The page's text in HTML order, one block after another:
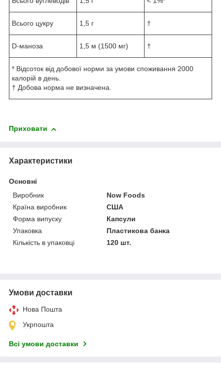
Всього цукру 1,5 г †
D-маноза 1,5 м (1500 мг) †
* Відсоток від добової норми за умови споживання 2000
калорій в день.
† Добова норма не визначена.
Приховати
Характеристики
Основні
Виробник
Now Foods
Країна виробник
США
Форма випуску
Капсули
Упаковка
Пластикова банка
Кількість в упаковці
120 шт.
Умови доставки
Нова Пошта
Укрпошта
Всі умови доставки